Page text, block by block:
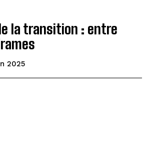
la transition : entre
2025